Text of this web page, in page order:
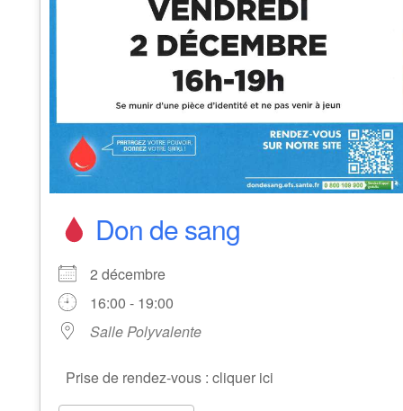
Don de sang
2 décembre
16:00 - 19:00
Salle Polyvalente
Prise de rendez-vous : cliquer ici